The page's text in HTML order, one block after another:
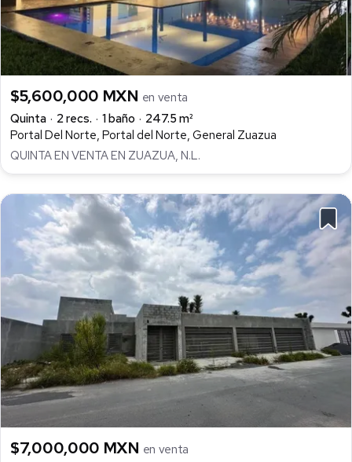
$5,600,000 MXN en venta
Quinta
2 recs. 1 baño
247.5 m²
Portal Del Norte, Portal del Norte, General Zuazua
QUINTA EN VENTA EN ZUAZUA, N.L.
$7,000,000 MXN en venta